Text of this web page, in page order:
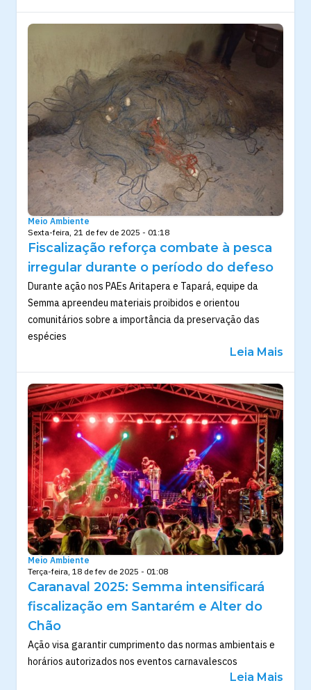
Meio Ambiente
Sexta-feira, 21 de fev de 2025 - 01:18
Fiscalização reforça combate à pesca
irregular durante o período do defeso
Durante ação nos PAEs Aritapera e Tapará, equipe da
Semma apreendeu materiais proibidos e orientou
comunitários sobre a importância da preservação das
espécies
Leia Mais
Meio Ambiente
Terça-feira, 18 de fev de 2025 - 01:08
Caranaval 2025: Semma intensificará
fiscalização em Santarém e Alter do
Chão
Ação visa garantir cumprimento das normas ambientais e
horários autorizados nos eventos carnavalescos
Leia Mais